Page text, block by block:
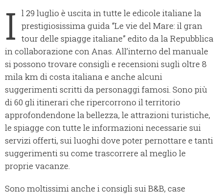
I l 29 luglio è uscita in tutte le edicole italiane la
prestigiosissima guida “Le vie del Mare: il gran
tour delle spiagge italiane” edito da la Repubblica
in collaborazione con Anas. All’interno del manuale
si possono trovare consigli e recensioni sugli oltre 8
mila km di costa italiana e anche alcuni
suggerimenti scritti da personaggi famosi. Sono più
di 60 gli itinerari che ripercorrono il territorio
approfondendone la bellezza, le attrazioni turistiche,
le spiagge con tutte le informazioni necessarie sui
servizi offerti, sui luoghi dove poter pernottare e tanti
suggerimenti su come trascorrere al meglio le
proprie vacanze.
Sono moltissimi anche i consigli sui B&B, case